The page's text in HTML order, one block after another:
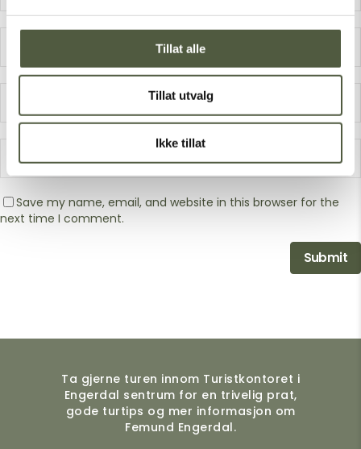
Tillat alle
Tillat utvalg
Ikke tillat
Save my name, email, and website in this browser for the
next time I comment.
Ta gjerne turen innom Turistkontoret i
Engerdal sentrum for en trivelig prat,
gode turtips og mer informasjon om
Femund Engerdal.